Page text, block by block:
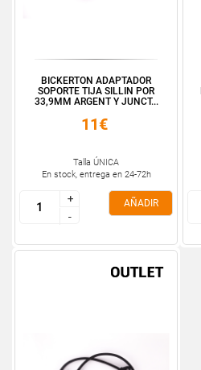
BICKERTON ADAPTADOR
SOPORTE TIJA SILLIN POR
33,9MM ARGENT Y JUNCT...
11€
Talla ÚNICA
En stock, entrega en 24-72h
+
-
+
-
AÑADIR